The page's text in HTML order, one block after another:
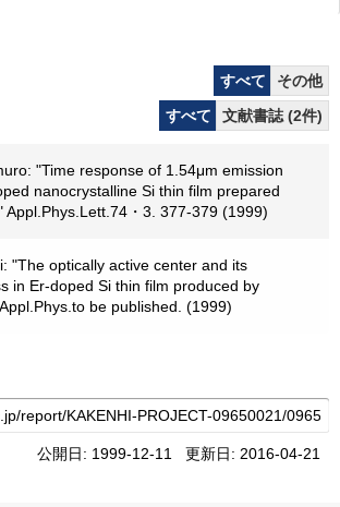
すべて
その他
すべて
文献書誌 (2件)
"Time response of 1.54μm emission
nanocrystalline Si thin film prepared
Appl.Phys.Lett.74・3. 377-379 (1999)
"The optically active center and its
in Er-doped Si thin film produced by
be published. (1999)
公開日: 1999-12-11 更新日: 2016-04-21